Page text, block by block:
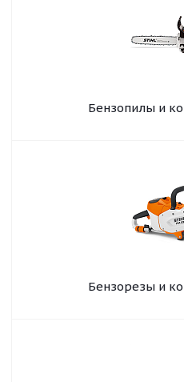
Бензопилы и
Бензорезы и